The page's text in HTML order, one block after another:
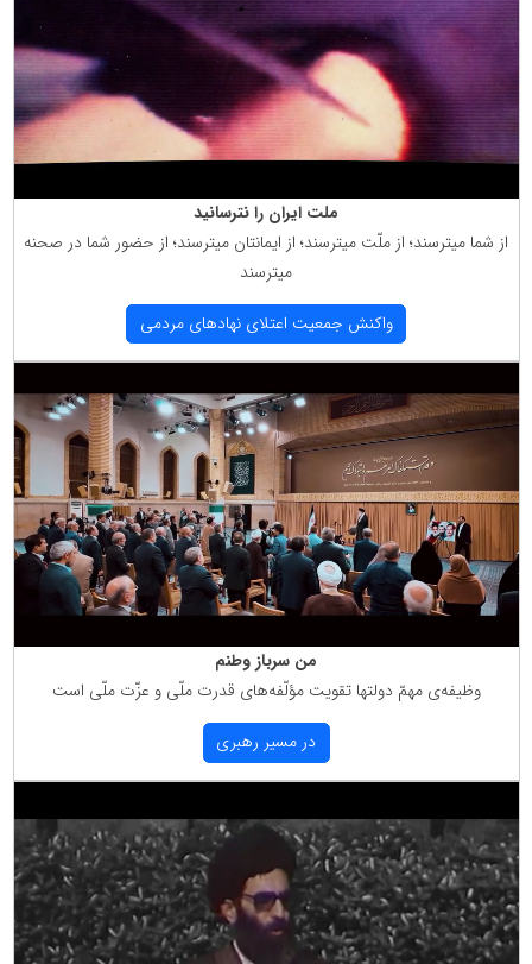
ملت ایران را نترسانید
از شما میترسند؛ از ملّت میترسند؛ از ایمانتان میترسند؛ از حضور شما در صحنه
میترسند
واكنش جمعیت اعتلای نهادهای مردمی
من سرباز وطنم
وظیفه‌ی مهمّ دولتها تقویت مؤلّفه‌های قدرت ملّی و عزّت ملّی است
در مسیر رهبری